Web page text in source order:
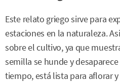
Este relato griego sirve para
estaciones en la naturaleza.
sobre el cultivo, ya que
semilla se hunde y
tiempo, está lista para aflorar